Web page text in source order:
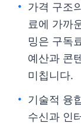
가격 구조
료에 가까
밍은 구독
예산과 콘
미칩니다.
기술적 융
수신과 인